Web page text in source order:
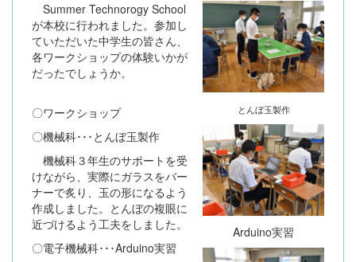
Summer Technorogy School
が本校に行われました。参加し
ていただいた中学生の皆さん、
各ワークショップの体験いかが
だったでしょうか。
〇ワークショップ
〇機械科･･･とんぼ玉製作
機械科３年生のサポートを受
けながら、実際にガラスをバー
ナーで炙り、玉の形になるよう
作成しました。とんぼの複眼に
近づけるよう工夫をしました。
〇電子機械科･･･Arduino実習
とんぼ玉製作
Arduino実習